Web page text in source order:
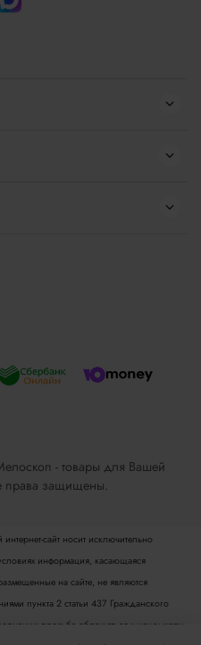
- товары для Вашей
права защищены.
сайт носит исключительно
информация, касающаяся
на сайте, не являются
пункта 2 статьи 437 Гражданского
просьба обращаться к менеджеру.